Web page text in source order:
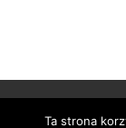
Ta strona